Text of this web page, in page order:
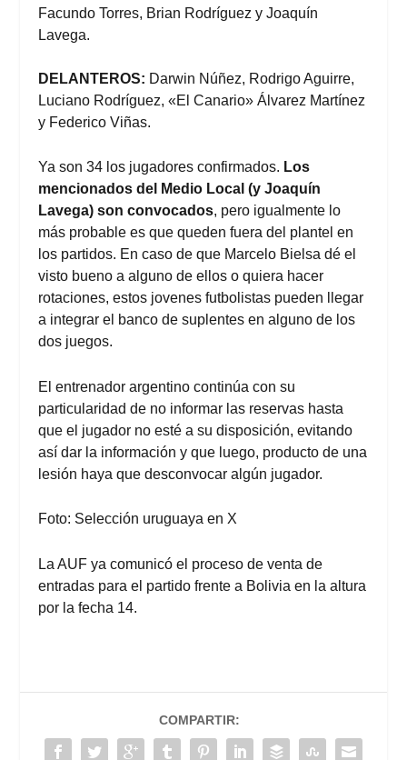
Facundo Torres, Brian Rodríguez y Joaquín
Lavega.
DELANTEROS: Darwin Núñez, Rodrigo Aguirre,
Luciano Rodríguez, «El Canario» Álvarez Martínez
y Federico Viñas.
Ya son 34 los jugadores confirmados. Los
mencionados del Medio Local (y Joaquín
Lavega) son convocados, pero igualmente lo
más probable es que queden fuera del plantel en
los partidos. En caso de que Marcelo Bielsa dé el
visto bueno a alguno de ellos o quiera hacer
rotaciones, estos jovenes futbolistas pueden llegar
a integrar el banco de suplentes en alguno de los
dos juegos.
El entrenador argentino continúa con su
particularidad de no informar las reservas hasta
que el jugador no esté a su disposición, evitando
así dar la información y que luego, producto de una
lesión haya que desconvocar algún jugador.
Foto: Selección uruguaya en X
La AUF ya comunicó el proceso de venta de
entradas para el partido frente a Bolivia en la altura
por la fecha 14.
COMPARTIR: